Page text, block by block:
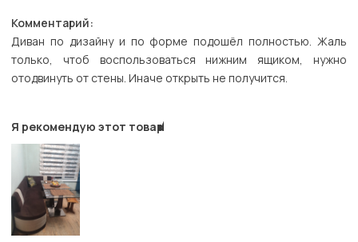
Комментарий:
Диван по дизайну и по форме подошёл полностью. Жаль
только, чтоб воспользоваться нижним ящиком, нужно
отодвинуть от стены. Иначе открыть не получится.
Я рекомендую этот товар